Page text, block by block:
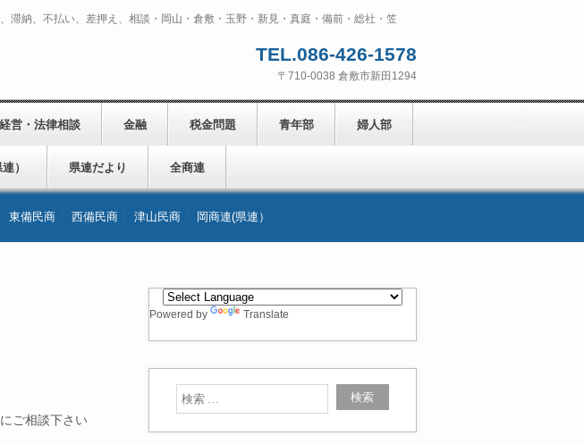
納、不払い、差押え、相談・岡山・倉敷・玉野・新見・真庭・備前・総社・笠
TEL.086-426-1578
〒710-0038 倉敷市新田1294
経営・法律相談 金融 税金問題 青年部 婦人部
） 県連だより 全商連
東備民商 西備民商 津山民商 岡商連(県連）
ご相談下さい
Powered by Translate